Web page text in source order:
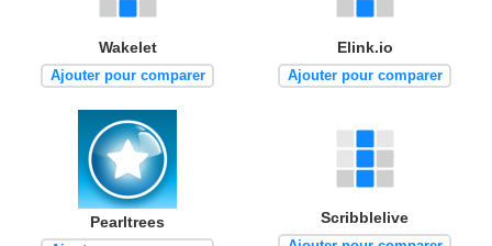
Wakelet
Ajouter pour comparer
Elink.io
Ajouter pour comparer
Pearltrees Scribblelive